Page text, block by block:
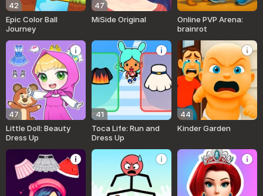
42
Epic Color Ball
Journey
47
MiSide Original
Online PVP Arena:
brainrot
47
Little Doll: Beauty
Dress Up
41
Toca Life: Run and
Dress Up
44
Kinder Garden